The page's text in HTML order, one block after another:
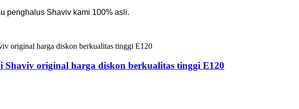
penghalus Shaviv kami 100% asli.
Shaviv original harga diskon berkualitas tinggi E120